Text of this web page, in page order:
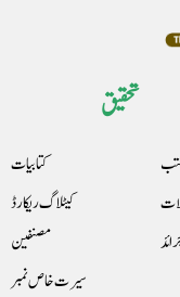
تحقیق
کتابیات
کیٹلاگ ریکارڈ
مصنفین
سیرت خاص نمبر